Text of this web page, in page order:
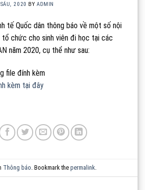
2020 BY ADMIN
tế Quốc dân thông báo về một số nội
tổ chức cho sinh viên đi học tại các
năm 2020, cụ thể như sau:
file đính kèm
kèm tại đây
Thông báo . Bookmark thepermalink